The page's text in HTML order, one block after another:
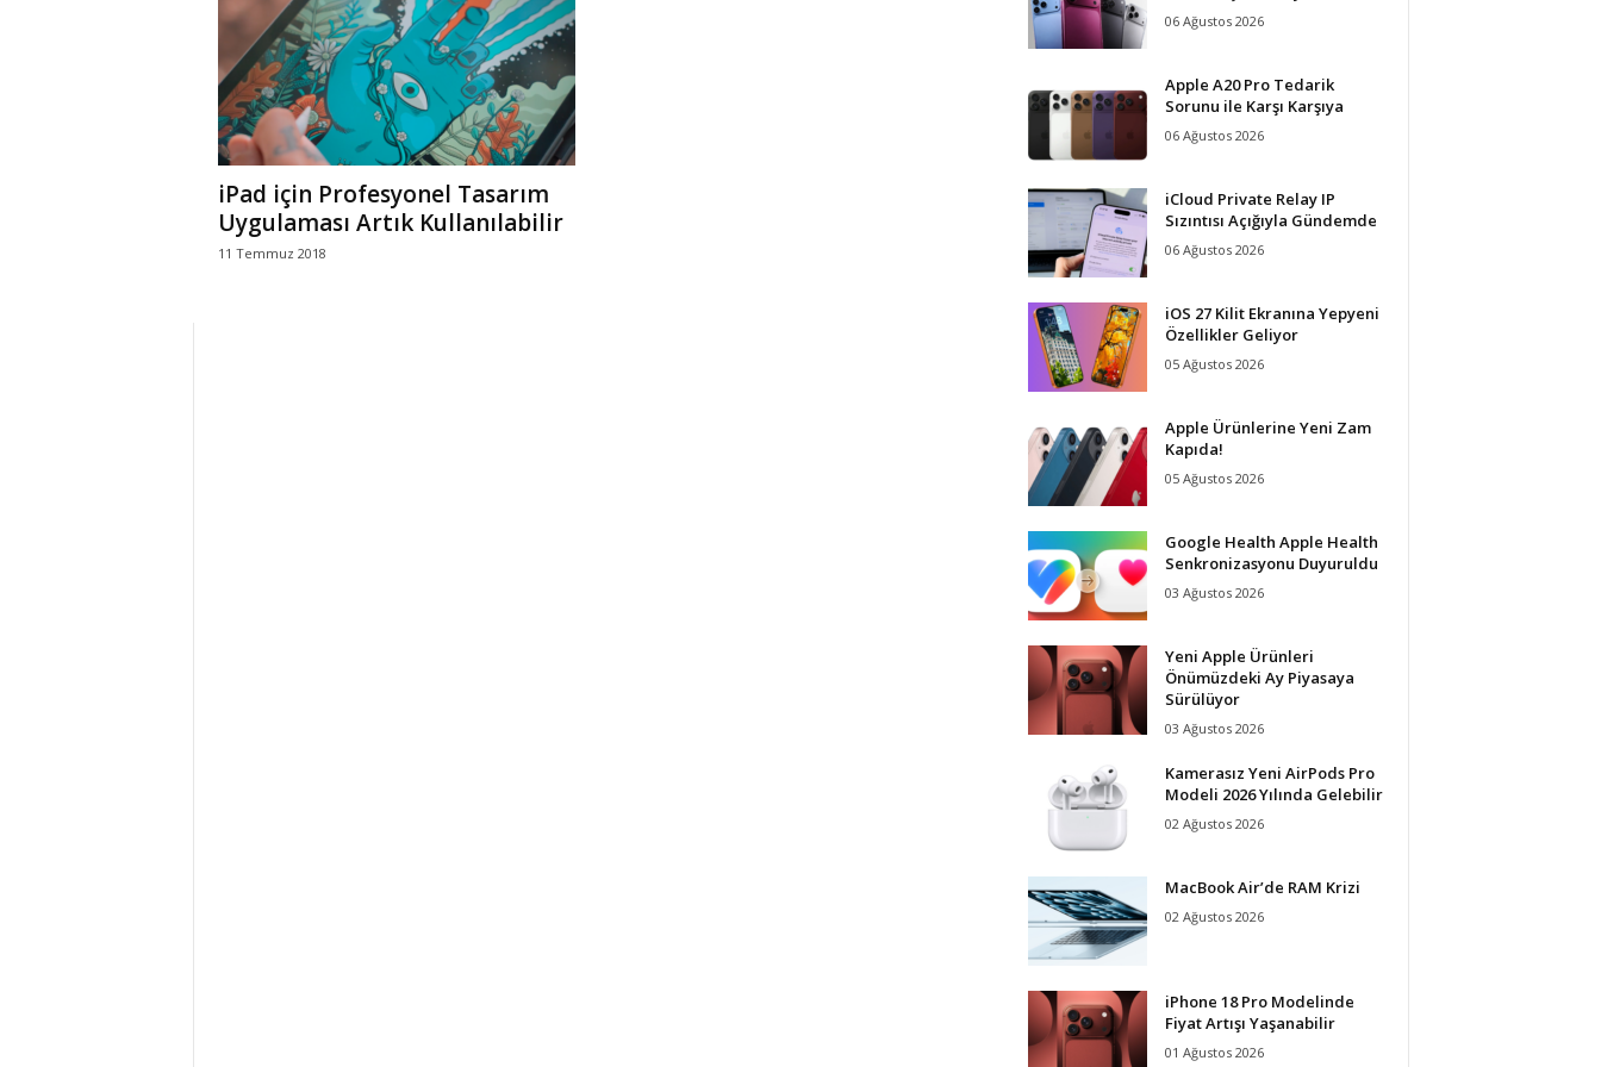
r
l
i
iPad için Profesyonel Tasarım
Uygulaması Artık Kullanılabilir
11 Temmuz 2018
06 Ağustos 2026
Apple A20 Pro Tedarik
Sorunu ile Karşı Karşıya
06 Ağustos 2026
iCloud Private Relay IP
Sızıntısı Açığıyla Gündemde
06 Ağustos 2026
iOS 27 Kilit Ekranına Yepyeni
Özellikler Geliyor
05 Ağustos 2026
Apple Ürünlerine Yeni Zam
Kapıda!
05 Ağustos 2026
Google Health Apple Health
Senkronizasyonu Duyuruldu
03 Ağustos 2026
Yeni Apple Ürünleri
Önümüzdeki Ay Piyasaya
Sürülüyor
03 Ağustos 2026
Kamerasız Yeni AirPods Pro
Modeli 2026 Yılında Gelebilir
02 Ağustos 2026
MacBook Air’de RAM Krizi
02 Ağustos 2026
iPhone 18 Pro Modelinde
Fiyat Artışı Yaşanabilir
01 Ağustos 2026